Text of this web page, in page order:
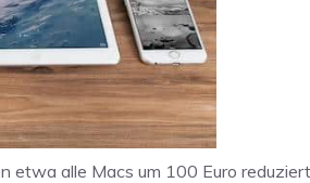
etwa alle Macs um 100 Euro